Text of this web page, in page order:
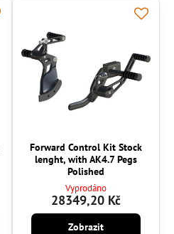
Forward Control Kit Stock
lenght, with AK4.7 Pegs
Polished
Vyprodáno
28349,20 Kč
Zobrazit